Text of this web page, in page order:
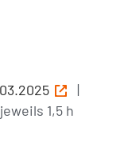
|
jeweils 1,5 h